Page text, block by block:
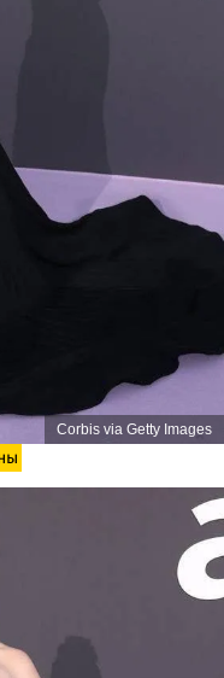
Corbis via Getty Images